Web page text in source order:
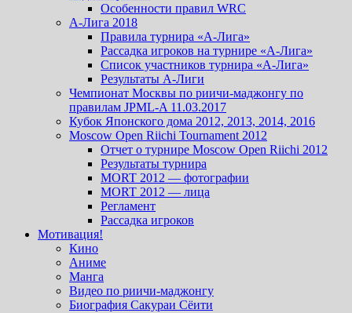
Особенности правил WRC
А-Лига 2018
Правила турнира «А-Лига»
Рассадка игроков на турнире «А-Лига»
Список участников турнира «А-Лига»
Результаты А-Лиги
Чемпионат Москвы по риичи-маджонгу по
правилам JPML-A 11.03.2017
Кубок Японского дома 2012, 2013, 2014, 2016
Moscow Open Riichi Tournament 2012
Отчет о турнире Moscow Open Riichi 2012
Результаты турнира
MORT 2012 — фотографии
MORT 2012 — лица
Регламент
Рассадка игроков
Мотивация!
Кино
Аниме
Манга
Видео по риичи-маджонгу
Биография Сакураи Сёити